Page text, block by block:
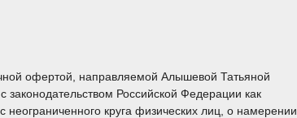
офертой, направляемой Алышевой Татьяной
законодательством Российской Федерации как
неограниченного круга физических лиц, о намерении